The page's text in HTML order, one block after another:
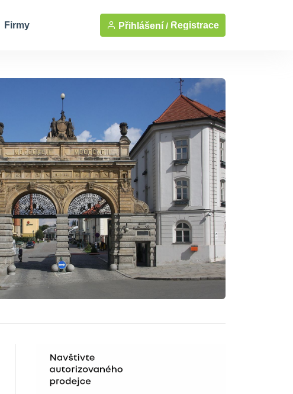
Firmy Přihlášení / Registrace